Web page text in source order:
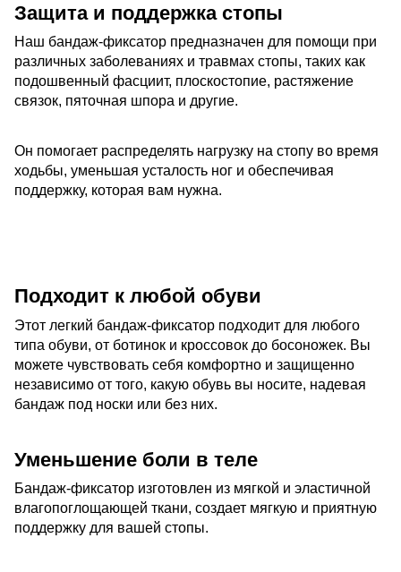
Защита и поддержка стопы
Наш бандаж-фиксатор предназначен для помощи при
различных заболеваниях и травмах стопы, таких как
подошвенный фасциит, плоскостопие, растяжение
связок, пяточная шпора и другие.
Он помогает распределять нагрузку на стопу во время
ходьбы, уменьшая усталость ног и обеспечивая
поддержку, которая вам нужна.
Подходит к любой обуви
Этот легкий бандаж-фиксатор подходит для любого
типа обуви, от ботинок и кроссовок до босоножек. Вы
можете чувствовать себя комфортно и защищенно
независимо от того, какую обувь вы носите, надевая
бандаж под носки или без них.
Уменьшение боли в теле
Бандаж-фиксатор изготовлен из мягкой и эластичной
влагопоглощающей ткани, создает мягкую и приятную
поддержку для вашей стопы.